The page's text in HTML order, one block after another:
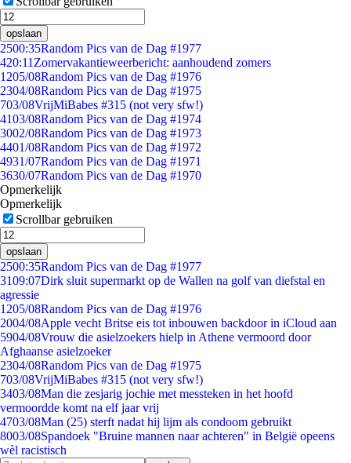
opslaan
2500:35Random Pics van de Dag #1977
420:11 Zomervakantieweerbericht: aanhoudend zomers
1205/08Random Pics van de Dag #1976
2304/08Random Pics van de Dag #1975
703/08VrijMiBabes #315 (not very sfw!)
4103/08Random Pics van de Dag #1974
3002/08Random Pics van de Dag #1973
4401/08Random Pics van de Dag #1972
4931/07Random Pics van de Dag #1971
3630/07Random Pics van de Dag #1970
Opmerkelijk
Opmerkelijk
Scrollbar gebruiken
opslaan
2500:35Random Pics van de Dag #1977
3109:07Dirk sluit supermarkt op de Wallen na golf van diefstal en
agressie
1205/08Random Pics van de Dag #1976
2004/08Apple vecht Britse eis tot inbouwen backdoor in iCloud aan
5904/08Vrouw die asielzoekers hielp in Athene vermoord door
Afghaanse asielzoeker
2304/08Random Pics van de Dag #1975
703/08VrijMiBabes #315 (not very sfw!)
3403/08Man die zesjarig jochie met messteken in het hoofd
vermoordde komt na elf jaar vrij
4703/08Man (25) sterft nadat hij lijm als condoom gebruikt
8003/08Spandoek "Bruine mannen naar achteren" in België opeens
wèl racistisch